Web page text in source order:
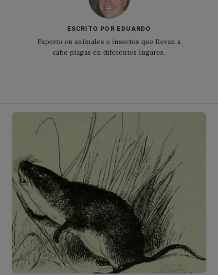
ESCRITO POR EDUARDO
Experto en animales e insectos que llevan a
cabo plagas en diferentes lugares.